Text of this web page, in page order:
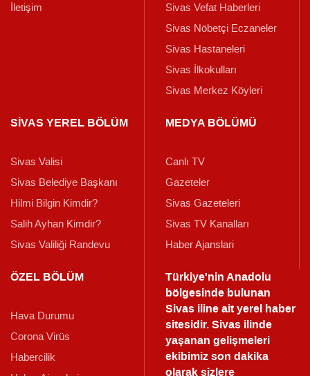
İletişim
Sivas Vefat Haberleri
Sivas Nöbetçi Eczaneler
Sivas Hastaneleri
Sivas İlkokulları
Sivas Merkez Köyleri
SİVAS YEREL BÖLÜM
Sivas Valisi
Sivas Belediye Başkanı
Hilmi Bilgin Kimdir?
Salih Ayhan Kimdir?
Sivas Valiliği Randevu
MEDYA BÖLÜMÜ
Canlı TV
Gazeteler
Sivas Gazeteleri
Sivas TV Kanalları
Haber Ajanslari
ÖZEL BÖLÜM
Hava Durumu
Corona Virüs
Habercilik
Türkiye'nin Anadolu
bölgesinde bulunan
Sivas iline ait yerel haber
sitesidir. Sivas ilinde
yaşanan gelişmeleri
ekibimiz son dakika
olarak sizlere